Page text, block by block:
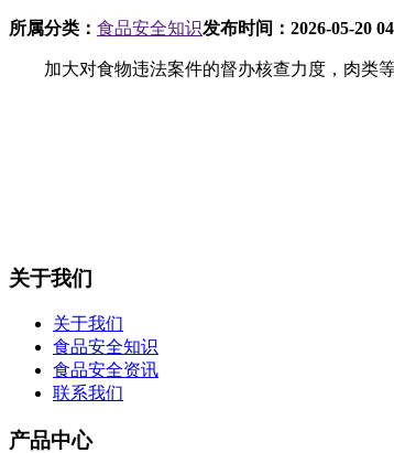
所属分类： 食品安全知识发布时间： 2026-05-20
加大对食物违法案件的督办核查力度，肉类等
关于我们
关于我们
食品安全知识
食品安全资讯
联系我们
产品中心